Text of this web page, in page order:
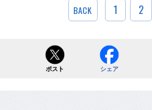
BACK 1 2
ポスト シェア